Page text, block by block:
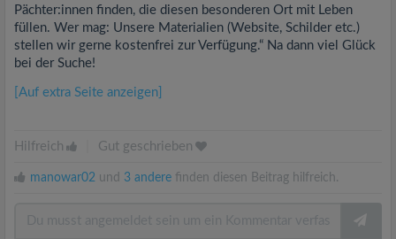
Pächter:innen finden, die diesen besonderen Ort mit Leben
füllen. Wer mag: Unsere Materialien (Website, Schilder etc.)
stellen wir gerne kostenfrei zur Verfügung.“ Na dann viel Glück
bei der Suche!
[Auf extra Seite anzeigen]
Hilfreich Gut geschrieben
manowar02 und 3 andere finden diesen Beitrag hilfreich.